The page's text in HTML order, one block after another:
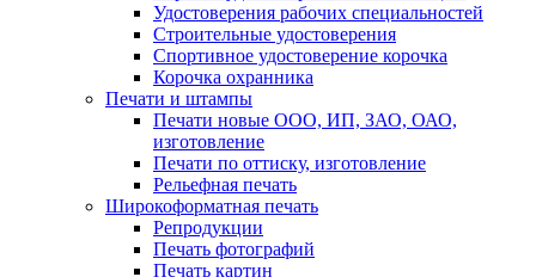
Удостоверения рабочих специальностей
Строительные удостоверения
Спортивное удостоверение корочка
Корочка охранника
Печати и штампы
Печати новые ООО, ИП, ЗАО, ОАО,
изготовление
Печати по оттиску, изготовление
Рельефная печать
Широкоформатная печать
Репродукции
Печать фотографий
Печать картин